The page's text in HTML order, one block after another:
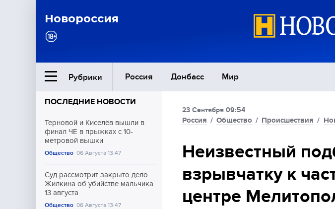
Новороссия
Рубрики Россия Донбасс Мир
Ближний Восток Политика
Общество
Экономика
Культура
Спорт
ПОСЛЕДНИЕ НОВОСТИ
Терновой и Киселёв вышли в
финал ЧЕ в прыжках с 10-
метровой вышки
Общество 06 Августа 13:47
Суд рассмотрит закрыто дело
Жилкина об убийстве мальчика
13 августа
Общество 06 Августа 13:47
23 Сентября 09:54
Россия / Общество / Происшествия /
Неизвестный
взрывчатку к
центре